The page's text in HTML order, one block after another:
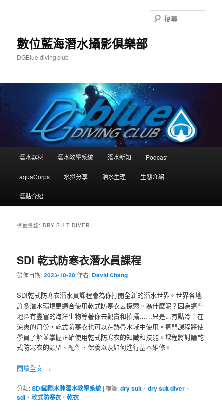
數位藍海潛水攝影俱樂部
DGBlue diving club
尋
潛水器材 潛水教學系統 潛水新知 Podcast
aquaCorps 水攝分享 潛水生理 生態介紹
潛點介紹
標籤彙整: DRY SUIT DIVER
SDI 乾式防寒衣潛水員課程
發佈日期:2023-10-20作者: David Chang
SDI乾式防寒衣潛水員課程會為你打開全新的潛水世界。世界各地
許多潛水環境更適合使用乾式防寒衣去探索。為什麼呢？因為這些
地區有豐富的海洋生物等著你去觀賞和拍攝……只是…有點冷！在
涼爽的月份，乾式防寒衣也可以在熱帶水域中使用。這門課程將使
學員了解並掌握正確使用乾式防寒衣的知識和技能。課程將討論乾
式防寒衣的類型、配件、保養以及如何進行基本維修。
閱讀全文 →
分類:SDI國際水肺潛水教學系統 |標籤:dry suit 、dry suit diver 、
sdi 、乾式防寒衣 、乾衣